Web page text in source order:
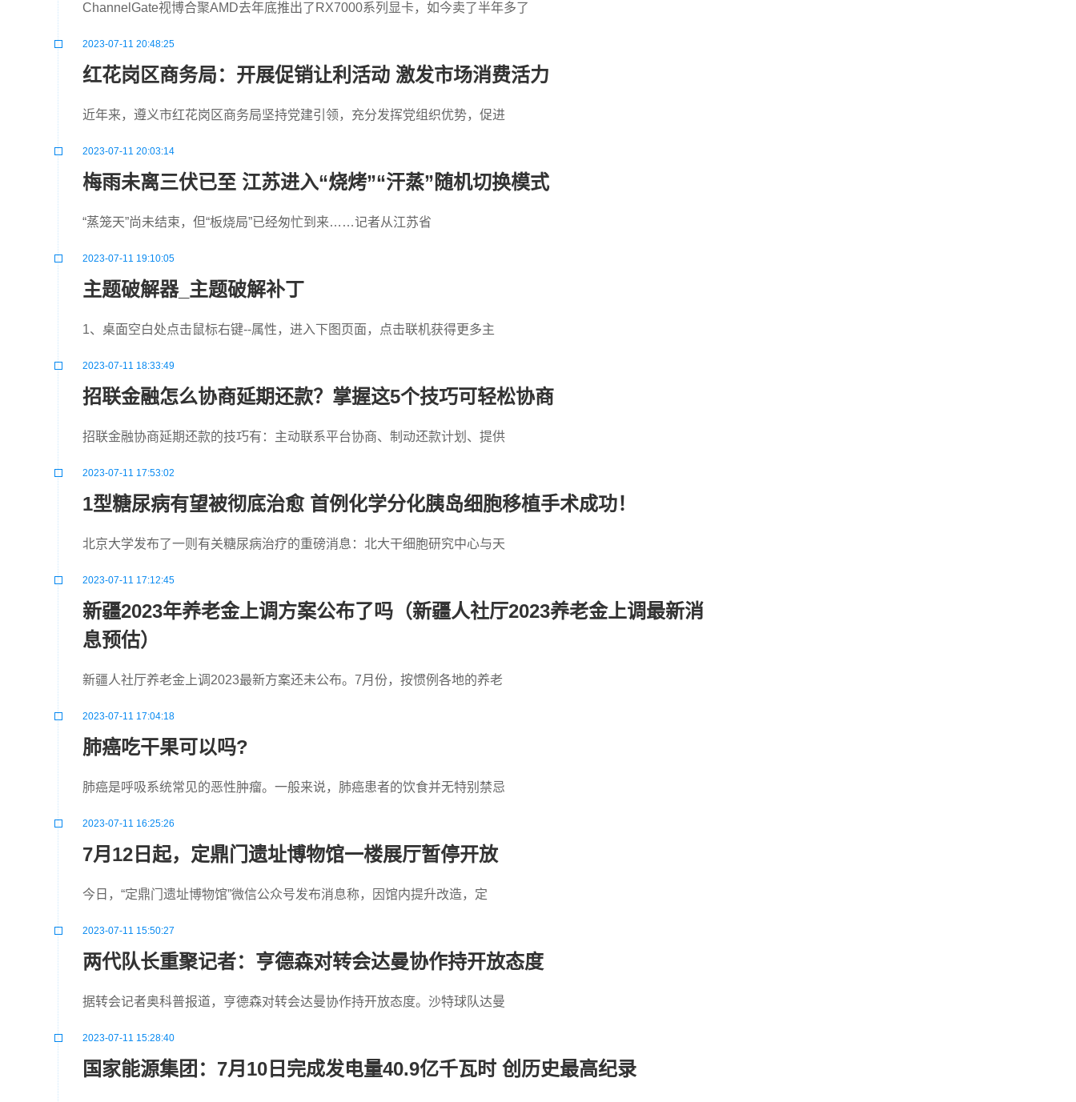
ChannelGate视博合聚AMD去年底推出了RX7000系列显卡，如今卖了半年多了
2023-07-11 20:48:25
红花岗区商务局：开展促销让利活动 激发市场消费活力
近年来，遵义市红花岗区商务局坚持党建引领，充分发挥党组织优势，促进
2023-07-11 20:03:14
梅雨未离三伏已至 江苏进入“烧烤”“汗蒸”随机切换模式
“蒸笼天”尚未结束，但“板烧局”已经匆忙到来……记者从江苏省
2023-07-11 19:10:05
主题破解器_主题破解补丁
1、桌面空白处点击鼠标右键--属性，进入下图页面，点击联机获得更多主
2023-07-11 18:33:49
招联金融怎么协商延期还款？掌握这5个技巧可轻松协商
招联金融协商延期还款的技巧有：主动联系平台协商、制动还款计划、提供
2023-07-11 17:53:02
1型糖尿病有望被彻底治愈 首例化学分化胰岛细胞移植手术成功！
北京大学发布了一则有关糖尿病治疗的重磅消息：北大干细胞研究中心与天
2023-07-11 17:12:45
新疆2023年养老金上调方案公布了吗（新疆人社厅2023养老金上调最新消
息预估）
新疆人社厅养老金上调2023最新方案还未公布。7月份，按惯例各地的养老
2023-07-11 17:04:18
肺癌吃干果可以吗?
肺癌是呼吸系统常见的恶性肿瘤。一般来说，肺癌患者的饮食并无特别禁忌
2023-07-11 16:25:26
7月12日起，定鼎门遗址博物馆一楼展厅暂停开放
今日，“定鼎门遗址博物馆”微信公众号发布消息称，因馆内提升改造，定
2023-07-11 15:50:27
两代队长重聚记者：亨德森对转会达曼协作持开放态度
据转会记者奥科普报道，亨德森对转会达曼协作持开放态度。沙特球队达曼
2023-07-11 15:28:40
国家能源集团：7月10日完成发电量40.9亿千瓦时 创历史最高纪录